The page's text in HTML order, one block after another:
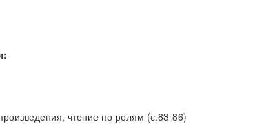
чтение по ролям (с.83-86)